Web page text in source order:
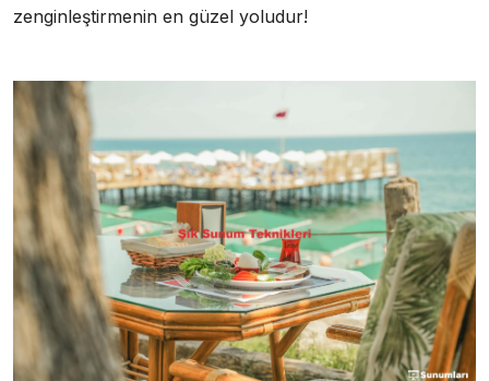
zenginleştirmenin en güzel yoludur!